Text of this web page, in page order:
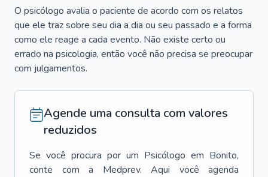
O psicólogo avalia o paciente de acordo com os relatos
que ele traz sobre seu dia a dia ou seu passado e a forma
como ele reage a cada evento. Não existe certo ou
errado na psicologia, então você não precisa se preocupar
com julgamentos.
Agende uma consulta com valores
reduzidos
Se você procura por um Psicólogo em Bonito,
conte com a Medprev. Aqui você agenda